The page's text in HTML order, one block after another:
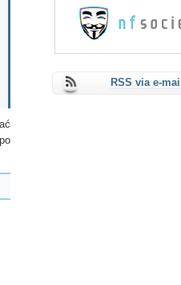
RSS via e-mail